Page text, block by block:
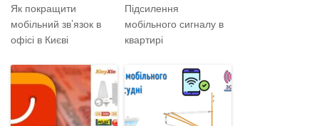
Як покращити
мобільний зв’язок в
офісі в Києві
Підсилення
мобільного сигналу в
квартирі